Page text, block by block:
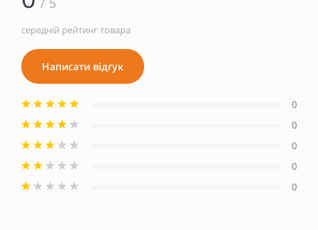
середній рейтинг товара
Написати відгук
0
0
0
0
0